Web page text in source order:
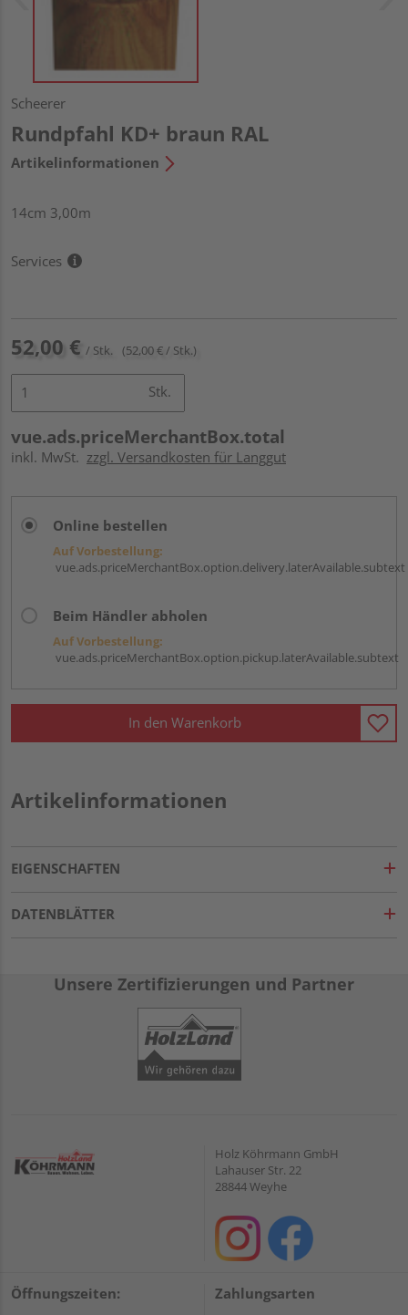
Scheerer
Rundpfahl KD+ braun RAL
Artikelinformationen
14cm 3,00m
Services
52,00 € / Stk. (52,00 € / Stk.)
Stk.
vue.ads.priceMerchantBox.total
inkl. MwSt. zzgl. Versandkosten für Langgut
Online bestellen
Auf Vorbestellung:
vue.ads.priceMerchantBox.option.delivery.laterAvailable.subtext
Beim Händler abholen
Auf Vorbestellung:
vue.ads.priceMerchantBox.option.pickup.laterAvailable.subtext
In den Warenkorb
Artikelinformationen
EIGENSCHAFTEN
DATENBLÄTTER
Unsere Zertifizierungen und Partner
Holz Köhrmann GmbH
Lahauser Str. 22
28844 Weyhe
Öffnungszeiten: Zahlungsarten